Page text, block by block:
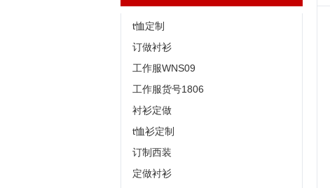
t恤定制
订做衬衫
工作服WNS09
工作服货号1806
衬衫定做
t恤衫定制
订制西装
定做衬衫